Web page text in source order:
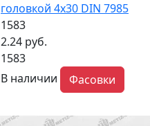
головкой 4x30 DIN 7985
1583
2.24 руб.
1583
В наличии
Фасовки